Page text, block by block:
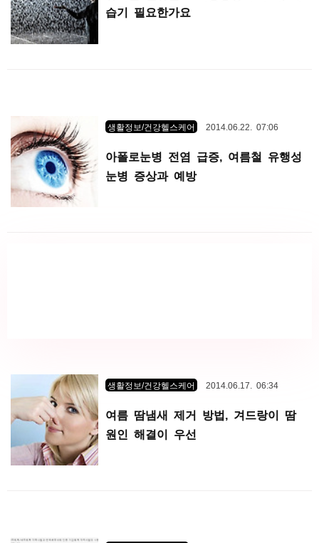
습기 필요한가요
생활정보/건강헬스케어 2014.06.22. 07:06
아폴로눈병 전염 급증, 여름철 유행성
눈병 증상과 예방
생활정보/건강헬스케어 2014.06.17. 06:34
여름 땀냄새 제거 방법, 겨드랑이 땀
원인 해결이 우선